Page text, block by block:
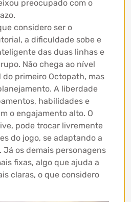
preocupado com o
considero ser o
a dificuldade sobe e
das duas linhas e
Não chega ao nível
primeiro Octopath, mas
A liberdade
habilidades e
o engajamento alto. O
pode trocar livremente
do jogo, se adaptando a
os demais personagens
fixas, algo que ajuda a
claras, o que considero